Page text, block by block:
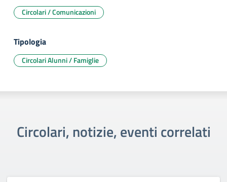
Circolari / Comunicazioni
Tipologia
Circolari Alunni / Famiglie
Circolari, notizie, eventi correlati